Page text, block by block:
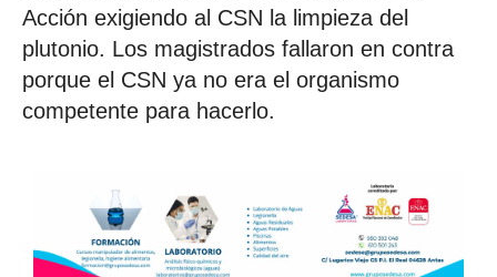
Acción exigiendo al CSN la limpieza del
plutonio. Los magistrados fallaron en contra
porque el CSN ya no era el organismo
competente para hacerlo.